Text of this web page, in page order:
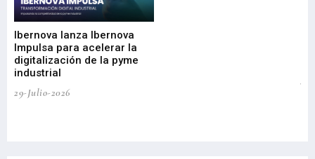
Ibernova lanza Ibernova
Impulsa para acelerar la
digitalización de la pyme
industrial
29-Julio-2026